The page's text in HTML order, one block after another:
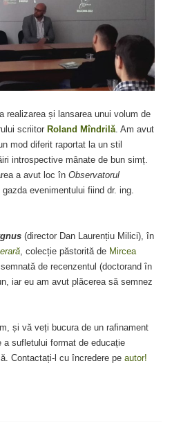
realizarea și lansarea unui volum de
scriitor Roland Mîndrilă. Am avut
mod diferit raportat la un stil
introspective mânate de bun simț.
a avut loc în Observatorul
gazda evenimentului fiind dr. ing.
(director Dan Laurențiu Milici), în
, colecție păstorită de Mircea
de recenzentul (doctorand în
iar eu am avut plăcerea să semnez
și vă veți bucura de un rafinament
sufletului format de educație
Contactați-l cu încredere pe autor!